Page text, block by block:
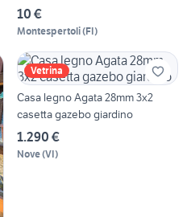
10 €
Montespertoli(FI)
Vetrina
Casa legno Agata 28mm 3x2
casetta gazebo giardino
1.290 €
Nove(VI)